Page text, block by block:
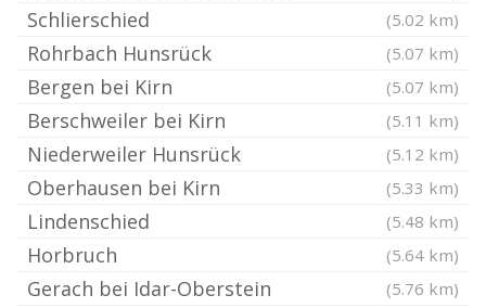
Schlierschied (5.02 km)
Rohrbach Hunsrück (5.07 km)
Bergen bei Kirn (5.07 km)
Berschweiler bei Kirn (5.11 km)
Niederweiler Hunsrück (5.12 km)
Oberhausen bei Kirn (5.33 km)
Lindenschied (5.48 km)
Horbruch (5.64 km)
Gerach bei Idar-Oberstein (5.76 km)